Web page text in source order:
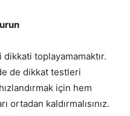
dikkati toplayamamaktır.
de dikkat testleri
için hem
kaldırmalısınız.